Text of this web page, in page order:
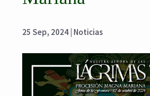
25 Sep, 2024| Noticias